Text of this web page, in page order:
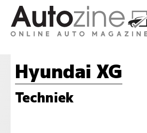
Hyundai XG
Techniek